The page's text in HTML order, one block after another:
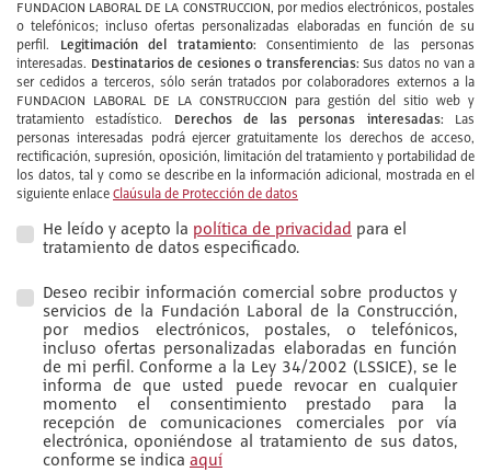
FUNDACION LABORAL DE LA CONSTRUCCION, por medios electrónicos, postales
o telefónicos; incluso ofertas personalizadas elaboradas en función de su
perfil.
Legitimación del tratamiento: Consentimiento de las personas
interesadas. Destinatarios de cesiones o transferencias: Sus datos no van a
ser cedidos a terceros, sólo serán tratados por colaboradores externos a la
FUNDACION LABORAL DE LA CONSTRUCCION para gestión del sitio web y
tratamiento estadístico.
Derechos de las personas interesadas: Las
personas interesadas podrá ejercer gratuitamente los derechos de acceso,
rectificación, supresión, oposición, limitación del tratamiento y portabilidad de
los datos, tal y como se describe en la información adicional, mostrada en el
siguiente enlace Claúsula de Protección de datos
He leído y acepto la política de privacidad para el
tratamiento de datos especificado.
Deseo recibir información comercial sobre productos y
servicios de la Fundación Laboral de la Construcción,
por medios electrónicos, postales, o telefónicos,
incluso ofertas personalizadas elaboradas en función
de mi perfil. Conforme a la Ley 34/2002 (LSSICE), se le
informa de que usted puede revocar en cualquier
momento el consentimiento prestado para la
recepción de comunicaciones comerciales por vía
electrónica, oponiéndose al tratamiento de sus datos,
conforme se indica aquí